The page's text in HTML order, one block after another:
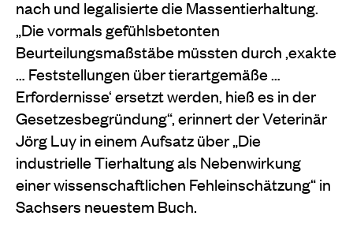
nach und legalisierte die Massentierhaltung.
„Die vormals gefühlsbetonten
Beurteilungsmaßstäbe müssten durch ,exakte
… Feststellungen über tierartgemäße …
Erfordernisse‘ ersetzt werden, hieß es in der
Gesetzesbegründung“, erinnert der Veterinär
Jörg Luy in einem Aufsatz über „Die
industrielle Tierhaltung als Nebenwirkung
einer wissenschaftlichen Fehleinschätzung“ in
Sachsers neuestem Buch.